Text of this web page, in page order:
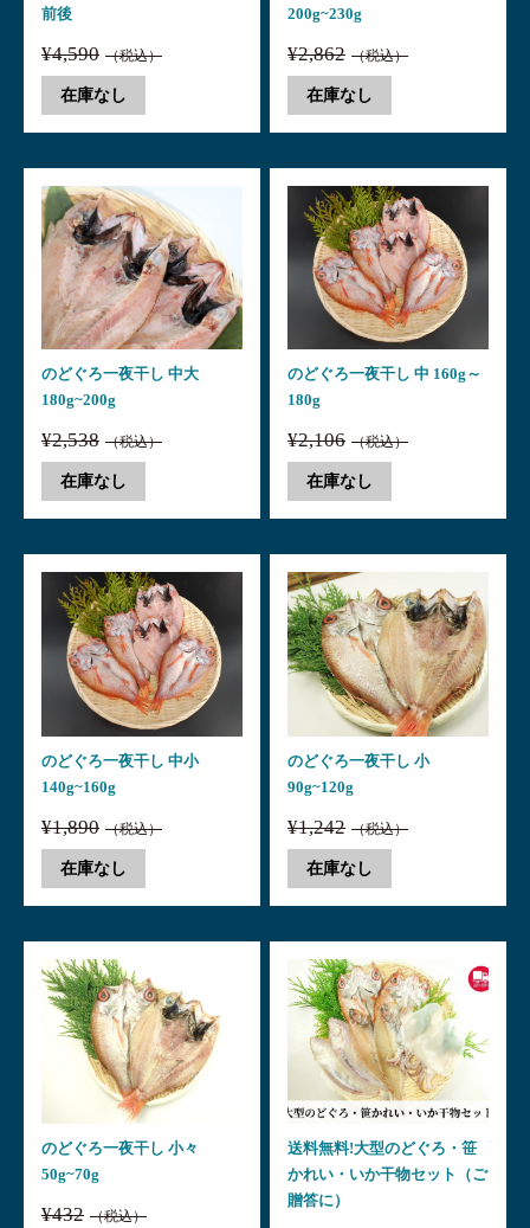
前後
¥4,590 （税込）
在庫なし
200g~230g
¥2,862 （税込）
在庫なし
のどぐろ一夜干し 中大
180g~200g
¥2,538 （税込）
在庫なし
のどぐろ一夜干し 中 160g～
180g
¥2,106 （税込）
在庫なし
のどぐろ一夜干し 中小
140g~160g
¥1,890 （税込）
在庫なし
のどぐろ一夜干し 小
90g~120g
¥1,242 （税込）
在庫なし
のどぐろ一夜干し 小々
50g~70g
¥432 （税込）
送料無料!大型のどぐろ・笹
かれい・いか干物セット（ご
贈答に）